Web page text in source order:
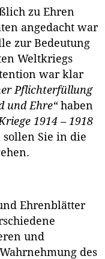
zu Ehren
angedacht war
zur Bedeutung
Weltkriegs
war klar
Pflichterfüllung
und Ehre“ haben
1914 – 1918
Sie in die
Ehrenblätter
und
des